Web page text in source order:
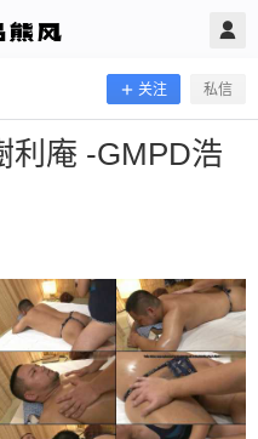
关注 私信
利庵 -GMPD浩
2022/4/06
庵 -GMPD浩